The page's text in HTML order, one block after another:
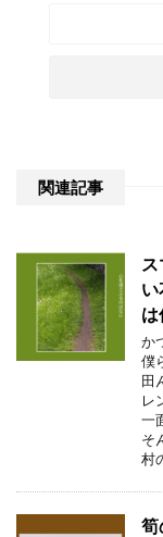
関連記事
い
は
か
僕
田
レ
一
そ
村
筍